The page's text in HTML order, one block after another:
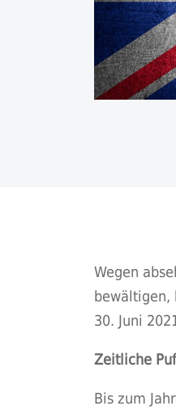
Wegen
bewältigen,
30. Juni
Zeitliche
Bis zum